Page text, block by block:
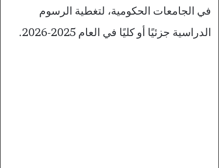
في الجامعات الحكومية، لتغطية الرسوم
الدراسية جزئيًا أو كليًا في العام 2025-2026.